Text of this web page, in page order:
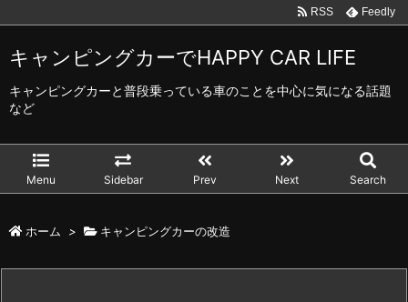
キャンピングカーでHAPPY CAR LIFE
キャンピングカーと普段乗っている車のことを中心に気になる話題
など
Menu Sidebar Prev Next Search
RSS Feedly
ホーム > キャンピングカーの改造